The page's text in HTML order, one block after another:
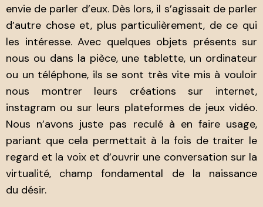
envie de parler d’eux. Dès lors, il s’agissait de parler
d’autre chose et, plus particulièrement, de ce qui
les intéresse. Avec quelques objets présents sur
nous ou dans la pièce, une tablette, un ordinateur
ou un téléphone, ils se sont très vite mis à vouloir
nous montrer leurs créations sur internet,
instagram ou sur leurs plateformes de jeux vidéo.
Nous n’avons juste pas reculé à en faire usage,
pariant que cela permettait à la fois de traiter le
regard et la voix et d’ouvrir une conversation sur la
virtualité, champ fondamental de la naissance
du désir.